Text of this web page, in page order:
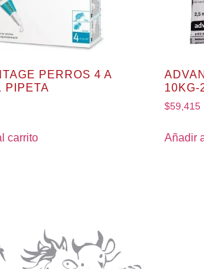
PERROS 4 A
PIPETA
carrito
10KG-
$59,415
Añadir